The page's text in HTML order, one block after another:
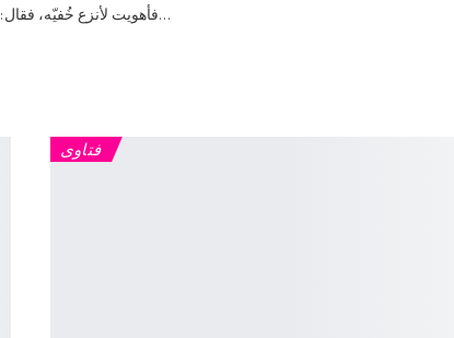
فأهويت لأنزع خُفيّه، فقال: دعهما فإنّي أدخلتهما طاهرتين. فمسح عليها). - أن يكون الجورب طاهراً غير نجس. أن يكونا…
فتاوى